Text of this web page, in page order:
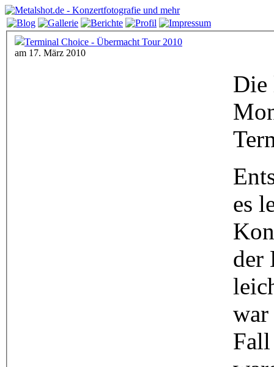
Terminal Choice - Übermacht Tour 2010
am 17. März 2010
Die
es
der
war